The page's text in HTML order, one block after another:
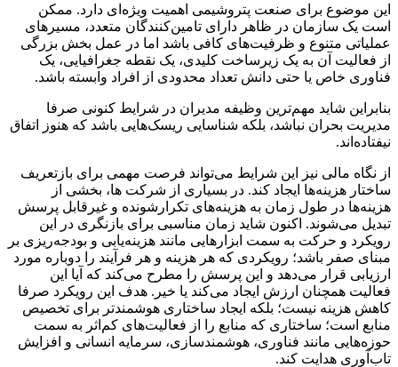
این موضوع برای صنعت پتروشیمی اهمیت ویژه‌ای دارد. ممکن
است یک سازمان در ظاهر دارای تامین‌کنندگان متعدد، مسیرهای
عملیاتی متنوع و ظرفیت‌های کافی باشد اما در عمل بخش بزرگی
از فعالیت آن به یک زیرساخت کلیدی، یک نقطه جغرافیایی، یک
فناوری خاص یا حتی دانش تعداد محدودی از افراد وابسته باشد.
بنابراین شاید مهم‌ترین وظیفه مدیران در شرایط کنونی صرفا
مدیریت بحران نباشد، بلکه شناسایی ریسک‌هایی باشد که هنوز اتفاق
نیفتاده‌اند.
از نگاه مالی نیز این شرایط می‌تواند فرصت مهمی برای بازتعریف
ساختار هزینه‌ها ایجاد کند. در بسیاری از شرکت ها، بخشی از
هزینه‌ها در طول زمان به هزینه‌های تکرارشونده و غیرقابل پرسش
تبدیل می‌شوند. اکنون شاید زمان مناسبی برای بازنگری در این
رویکرد و حرکت به سمت ابزارهایی مانند هزینه‌یابی و بودجه‌ریزی بر
مبنای صفر باشد؛ رویکردی که هر هزینه و هر فرآیند را دوباره مورد
ارزیابی قرار می‌دهد و این پرسش را مطرح می‌کند که آیا این
فعالیت همچنان ارزش ایجاد می‌کند یا خیر. هدف این رویکرد صرفا
کاهش هزینه نیست؛ بلکه ایجاد ساختاری هوشمندتر برای تخصیص
منابع است؛ ساختاری که منابع را از فعالیت‌های کم‌اثر به سمت
حوزه‌هایی مانند فناوری، هوشمندسازی، سرمایه انسانی و افزایش
تاب‌آوری هدایت کند.